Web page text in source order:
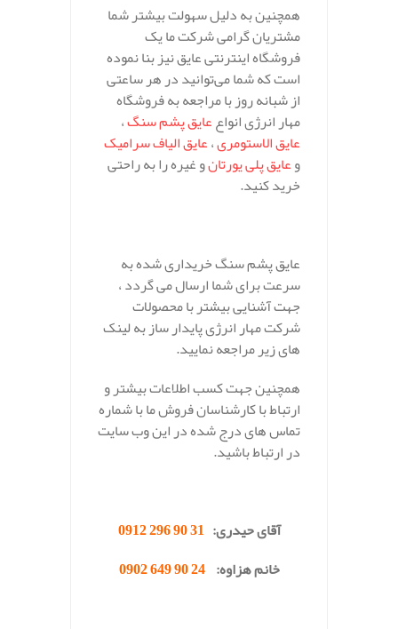
همچنین به دلیل سهولت بیشتر شما
مشتریان گرامی شرکت ما یک
فروشگاه اینترنتی عایق نیز بنا نموده
است که شما می‌توانید در هر ساعتی
از شبانه روز با مراجعه به فروشگاه
مهار انرژی انواععایق پشم سنگ،
عایق الاستومری،عایق الیاف سرامیک
وعایق پلی یورتانو غیره را به راحتی
خرید کنید.
عایق پشم سنگ خریداری شده به
سرعت برای شما ارسال می گردد ،
جهت آشنایی بیشتر با محصولات
شرکت مهار انرژی پایدار ساز به لینک
های زیر مراجعه نمایید.
همچنین جهت کسب اطلاعات بیشتر و
ارتباط با کارشناسان فروش ما با شماره
تماس های درج شده در این وب سایت
در ارتباط باشید.
آقای حیدری: 31 90 296 0912
خانم هزاوه:24 90 649 0902